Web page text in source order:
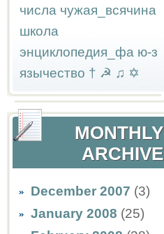
числа чужая_всячина
школа
энциклопедия_фа ю-з
язычество † ☭ ♫ ✡
MONTHLY
ARCHIVE
December 2007 (3)
January 2008 (25)